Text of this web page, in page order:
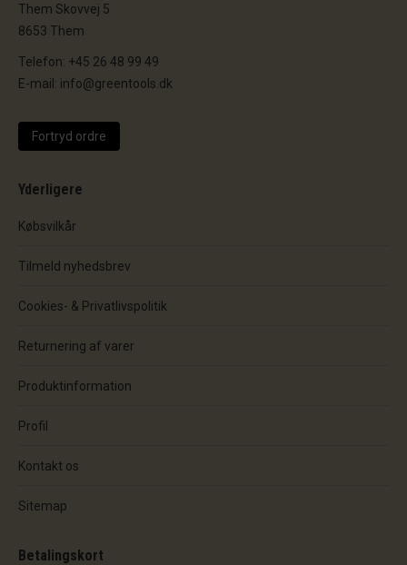
Them Skovvej 5
8653 Them
Telefon: +45 26 48 99 49
E-mail: info@greentools.dk
Fortryd ordre
Yderligere
Købsvilkår
Tilmeld nyhedsbrev
Cookies- & Privatlivspolitik
Returnering af varer
Produktinformation
Profil
Kontakt os
Sitemap
Betalingskort